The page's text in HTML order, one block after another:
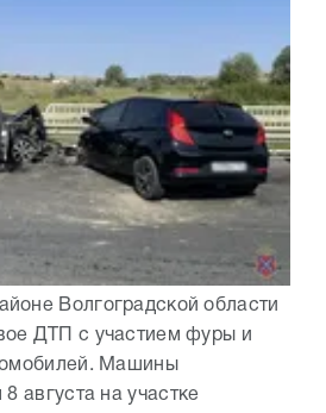
Волгоградской области
ДТП с участием фуры и
Машины
августа на участке